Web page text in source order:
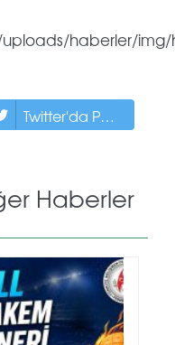
haberler/img/
Twitter'da Paylaş
Haberler